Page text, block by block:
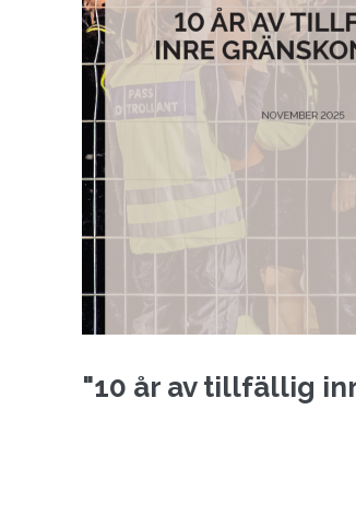
"10 år av tillfällig